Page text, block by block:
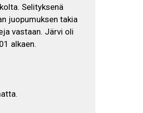
Selityksenä
juopumuksen takia
vastaan. Järvi oli
alkaen.